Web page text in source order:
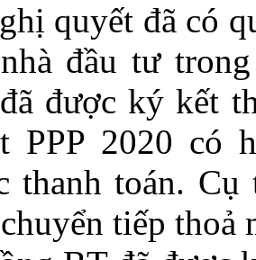
quyết đã có
đầu tư
được ký kết
PPP 2020 có
thanh toán.
tiếp thoả